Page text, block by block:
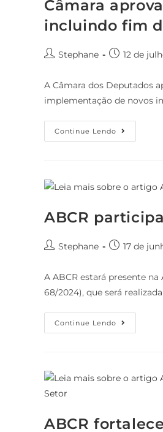
Câmara
incluindo fim
Stephane 12 de
A Câmara dos Deputados
implementação de novos
Continue Lendo
ABCR
Stephane 17 de
A ABCR estará presente
68/2024), que será
Continue Lendo
ABCR